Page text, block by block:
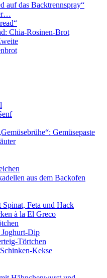
auf das Backtrennspray“
Chia-Rosinen-Brot
Gemüsepaste
aus dem Backofen
Spinat, Feta und Hack
à la El Greco
Joghurt-Dip
Törtchen
Kekse